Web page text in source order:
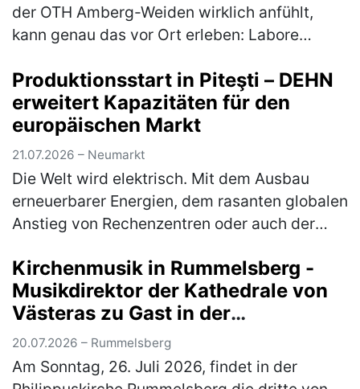
der OTH Amberg-Weiden wirklich anfühlt,
kann genau das vor Ort erleben: Labore
kommen, Studiengänge aus erster Hand k…
(mehr)
Produktionsstart in Piteşti – DEHN
erweitert Kapazitäten für den
europäischen Markt
21.07.2026 – Neumarkt
Die Welt wird elektrisch. Mit dem Ausbau
erneuerbarer Energien, dem rasanten globalen
Anstieg von Rechenzentren oder auch der
die Elektrobranche zentraler…(mehr)
Kirchenmusik in Rummelsberg -
Musikdirektor der Kathedrale von
Västeras zu Gast in der
Philippuskirche
20.07.2026 – Rummelsberg
Am Sonntag, 26. Juli 2026, findet in der